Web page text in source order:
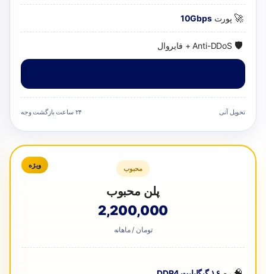
🚀 پورت10Gbps
🛡️ Anti-DDoS + فایروال
تحویل آنی ۲۴ ساعت بازگشت وجه
ویژه محبوب
پلن محبوب
2,200,000
تومان / ماهانه